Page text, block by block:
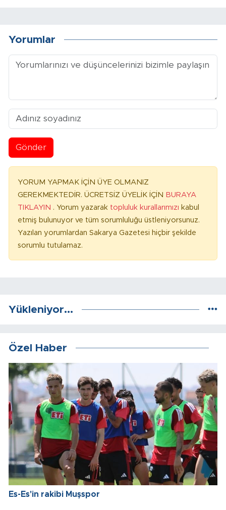
Yorumlar
Gönder
YORUM YAPMAK İÇİN ÜYE OLMANIZ
GEREKMEKTEDİR. ÜCRETSİZ ÜYELİK İÇİN BURAYA
TIKLAYIN . Yorum yazarak topluluk kurallarımızı kabul
etmiş bulunuyor ve tüm sorumluluğu üstleniyorsunuz.
Yazılan yorumlardan Sakarya Gazetesi hiçbir şekilde
sorumlu tutulamaz.
Yükleniyor...
Özel Haber
Es-Es'in rakibi Muşspor